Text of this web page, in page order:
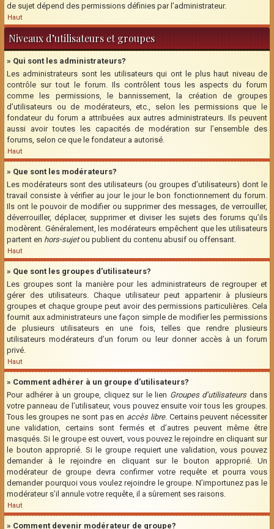
de sujet dépend des permissions définies par l’administrateur.
Haut
Niveaux d’utilisateurs et groupes
» Qui sont les administrateurs?
Les administrateurs sont les utilisateurs qui ont le plus haut niveau de
contrôle sur tout le forum. Ils contrôlent tous les aspects du forum
comme les permissions, le bannissement, la création de groupes
d’utilisateurs ou de modérateurs, etc., selon les permissions que le
fondateur du forum a attribuées aux autres administrateurs. Ils peuvent
aussi avoir toutes les capacités de modération sur l’ensemble des
forums, selon ce que le fondateur a autorisé.
Haut
» Que sont les modérateurs?
Les modérateurs sont des utilisateurs (ou groupes d’utilisateurs) dont le
travail consiste à vérifier au jour le jour le bon fonctionnement du forum.
Ils ont le pouvoir de modifier ou supprimer des messages, de verrouiller,
déverrouiller, déplacer, supprimer et diviser les sujets des forums qu’ils
modèrent. Généralement, les modérateurs empêchent que les utilisateurs
partent en hors-sujetou publient du contenu abusif ou offensant.
Haut
» Que sont les groupes d’utilisateurs?
Les groupes sont la manière pour les administrateurs de regrouper et
gérer des utilisateurs. Chaque utilisateur peut appartenir à plusieurs
groupes et chaque groupe peut avoir des permissions particulières. Cela
fournit aux administrateurs une façon simple de modifier les permissions
de plusieurs utilisateurs en une fois, telles que rendre plusieurs
utilisateurs modérateurs d’un forum ou leur donner accès à un forum
privé.
Haut
» Comment adhérer à un groupe d’utilisateurs?
Pour adhérer à un groupe, cliquez sur le lien Groupes d’utilisateursdans
votre panneau de l’utilisateur, vous pouvez ensuite voir tous les groupes.
Tous les groupes ne sont pas en accès libre. Certains peuvent nécessiter
une validation, certains sont fermés et d’autres peuvent même être
masqués. Si le groupe est ouvert, vous pouvez le rejoindre en cliquant sur
le bouton approprié. Si le groupe requiert une validation, vous pouvez
demander à le rejoindre en cliquant sur le bouton approprié. Un
modérateur de groupe devra confirmer votre requête et pourra vous
demander pourquoi vous voulez rejoindre le groupe. N’importunez pas le
modérateur s’il annule votre requête, il a sûrement ses raisons.
Haut
» Comment devenir modérateur de groupe?